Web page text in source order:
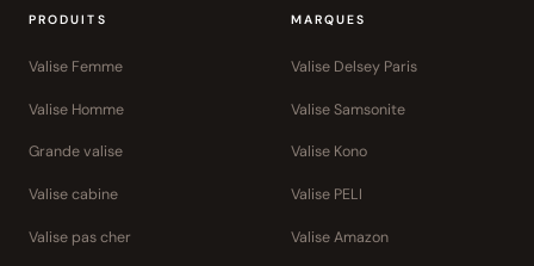
PRODUITS
Valise Femme
Valise Homme
Grande valise
Valise cabine
Valise pas cher
MARQUES
Valise Delsey Paris
Valise Samsonite
Valise Kono
Valise PELI
Valise Amazon